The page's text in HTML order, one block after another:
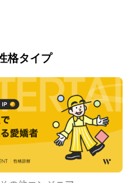
＝＝＝＝＝＝＝＝＝＝＝＝＝
を展開しています。
務フローを改善できるプラット
ンジニアだけの機能にするの
格タイプ